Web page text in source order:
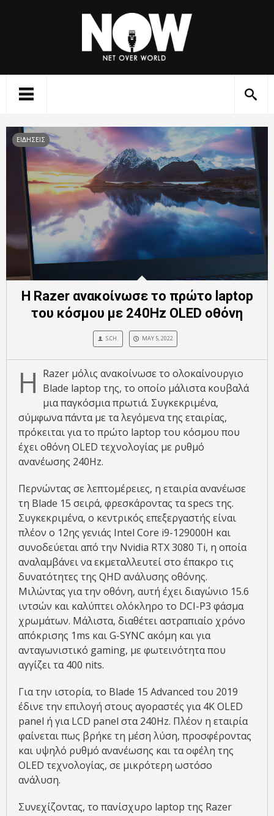
ΕΙΔΗΣΕΙΣ
Η Razer ανακοίνωσε το πρώτο laptop
του κόσμου με 240Hz OLED οθόνη
S.CH. MAY 5, 2022
Η Razer μόλις ανακοίνωσε το ολοκαίνουργιο
Blade laptop της, το οποίο μάλιστα κουβαλά
μια παγκόσμια πρωτιά. Συγκεκριμένα,
σύμφωνα πάντα με τα λεγόμενα της εταιρίας,
πρόκειται για το πρώτο laptop του κόσμου που
έχει οθόνη OLED τεχνολογίας με ρυθμό
ανανέωσης 240Hz.
Περνώντας σε λεπτομέρειες, η εταιρία ανανέωσε
τη Blade 15 σειρά, φρεσκάροντας τα specs της.
Συγκεκριμένα, ο κεντρικός επεξεργαστής είναι
πλέον ο 12ης γενιάς Intel Core i9-129000H και
συνοδεύεται από την Nvidia RTX 3080 Ti, η οποία
αναλαμβάνει να εκμεταλλευτεί στο έπακρο τις
δυνατότητες της QHD ανάλυσης οθόνης.
Μιλώντας για την οθόνη, αυτή έχει διαγώνιο 15.6
ιντσών και καλύπτει ολόκληρο το DCI-P3 φάσμα
χρωμάτων. Μάλιστα, διαθέτει αστραπιαίο χρόνο
απόκρισης 1ms και G-SYNC ακόμη και για
ανταγωνιστικό gaming, με φωτεινότητα που
αγγίζει τα 400 nits.
Για την ιστορία, το Blade 15 Advanced του 2019
έδινε την επιλογή στους αγοραστές για 4K OLED
panel ή για LCD panel στα 240Hz. Πλέον η εταιρία
φαίνεται πως βρήκε τη μέση λύση, προσφέροντας
και υψηλό ρυθμό ανανέωσης και τα οφέλη της
OLED τεχνολογίας, σε μικρότερη ωστόσο
ανάλυση.
Συνεχίζοντας, το πανίσχυρο laptop της Razer